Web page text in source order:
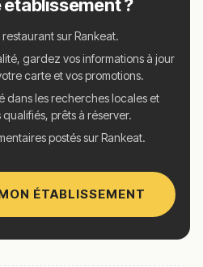
?
sur Rankeat.
gardez vos informations à jour
carte et vos promotions.
dans les recherches locales et
prêts à réserver.
postés sur Rankeat.
ÉTABLISSEMENT